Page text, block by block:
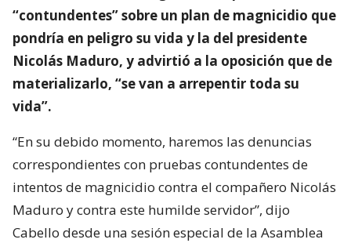
“contundentes” sobre un plan de magnicidio que
pondría en peligro su vida y la del presidente
Nicolás Maduro, y advirtió a la oposición que de
materializarlo, “se van a arrepentir toda su
vida”.
“En su debido momento, haremos las denuncias
correspondientes con pruebas contundentes de
intentos de magnicidio contra el compañero Nicolás
Maduro y contra este humilde servidor”, dijo
Cabello desde una sesión especial de la Asamblea